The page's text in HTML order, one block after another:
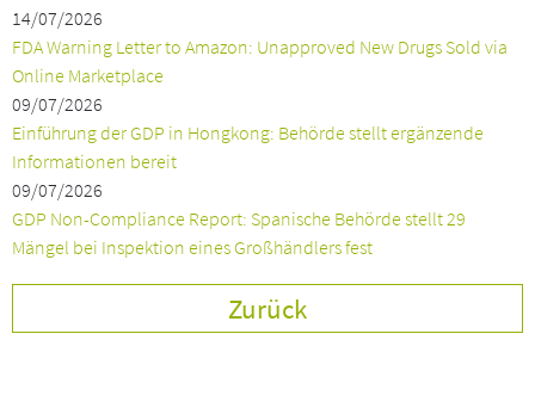
14/07/2026
FDA Warning Letter to Amazon: Unapproved New Drugs Sold via
Online Marketplace
09/07/2026
Einführung der GDP in Hongkong: Behörde stellt ergänzende
Informationen bereit
09/07/2026
GDP Non-Compliance Report: Spanische Behörde stellt 29
Mängel bei Inspektion eines Großhändlers fest
Zurück